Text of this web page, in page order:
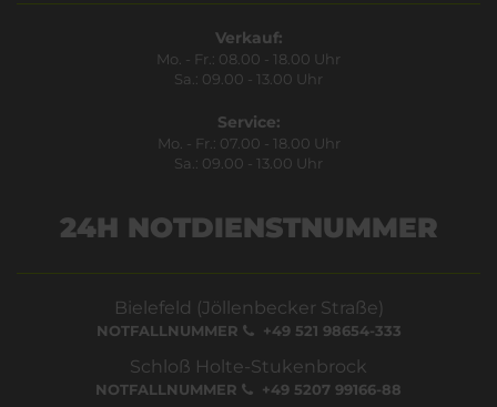
Verkauf:
Mo. - Fr.: 08.00 - 18.00 Uhr
Sa.: 09.00 - 13.00 Uhr
Service:
Mo. - Fr.: 07.00 - 18.00 Uhr
Sa.: 09.00 - 13.00 Uhr
24H NOTDIENSTNUMMER
Bielefeld (Jöllenbecker Straße)
NOTFALLNUMMER +49 521 98654-333
Schloß Holte-Stukenbrock
NOTFALLNUMMER +49 5207 99166-88